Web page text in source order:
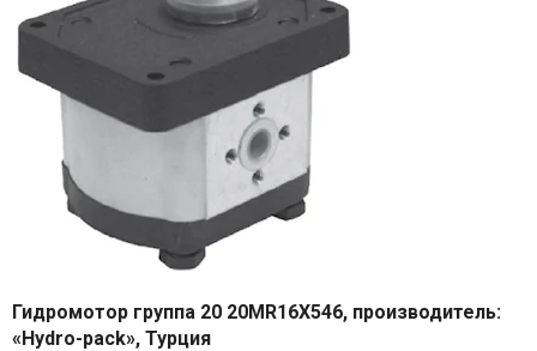
Гидромотор группа 20 20MR16X546, производитель:
«Hydro-pack», Турция